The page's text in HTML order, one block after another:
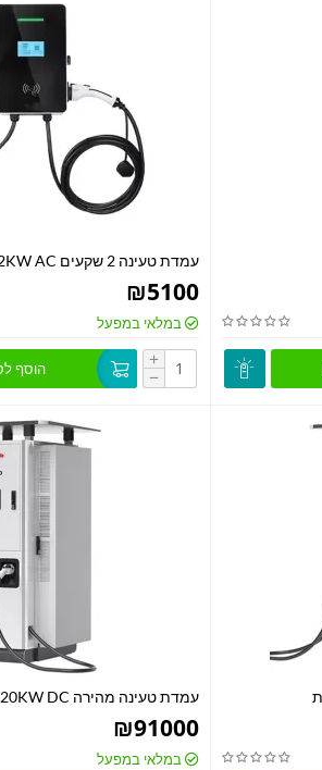
עמדת טעינה 2 שקעים 2x22KW AC ביתי\מסחרי
₪5100
במלאי במפעל
+
− הוסף
עמדת טעינה מהירה 320KW DC מסחרית
₪91000
במלאי במפעל